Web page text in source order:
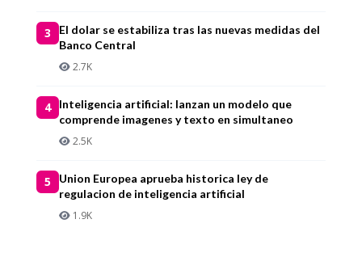
3
El dolar se estabiliza tras las nuevas medidas del
Banco Central
2.7K
4
Inteligencia artificial: lanzan un modelo que
comprende imagenes y texto en simultaneo
2.5K
5
Union Europea aprueba historica ley de
regulacion de inteligencia artificial
1.9K